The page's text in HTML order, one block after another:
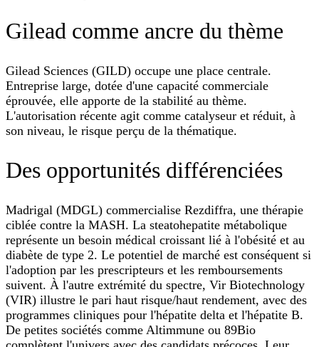
Gilead comme ancre du thème
Gilead Sciences (GILD) occupe une place centrale.
Entreprise large, dotée d'une capacité commerciale
éprouvée, elle apporte de la stabilité au thème.
L'autorisation récente agit comme catalyseur et réduit, à
son niveau, le risque perçu de la thématique.
Des opportunités différenciées
Madrigal (MDGL) commercialise Rezdiffra, une thérapie
ciblée contre la MASH. La steatohepatite métabolique
représente un besoin médical croissant lié à l'obésité et au
diabète de type 2. Le potentiel de marché est conséquent si
l'adoption par les prescripteurs et les remboursements
suivent. À l'autre extrémité du spectre, Vir Biotechnology
(VIR) illustre le pari haut risque/haut rendement, avec des
programmes cliniques pour l'hépatite delta et l'hépatite B.
De petites sociétés comme Altimmune ou 89Bio